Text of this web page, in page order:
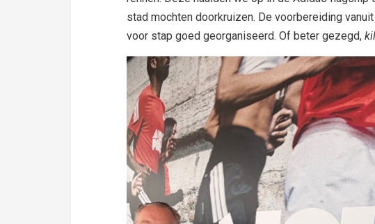
stad mochten doorkruizen. De voorbereiding
voor stap goed georganiseerd. Of beter gezegd,